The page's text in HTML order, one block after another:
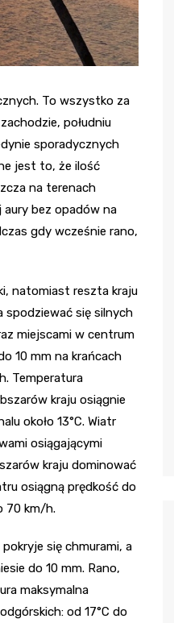
To wszystko za
południu
sporadycznych
jest to, że ilość
na terenach
aury bez opadów na
gdy wcześnie rano,
natomiast reszta kraju
spodziewać się silnych
miejscami w centrum
10 mm na krańcach
Temperatura
kraju osiągnie
około 13°C. Wiatr
osiągającymi
kraju dominować
osiągną prędkość do
70 km/h.
się chmurami, a
do 10 mm. Rano,
maksymalna
od 17°C do